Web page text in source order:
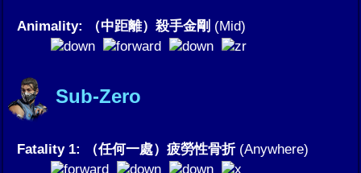
Animality: （中距離）殺手金剛 (Mid)
Sub-Zero
Fatality 1: （任何一處）疲勞性骨折(Anywhere)